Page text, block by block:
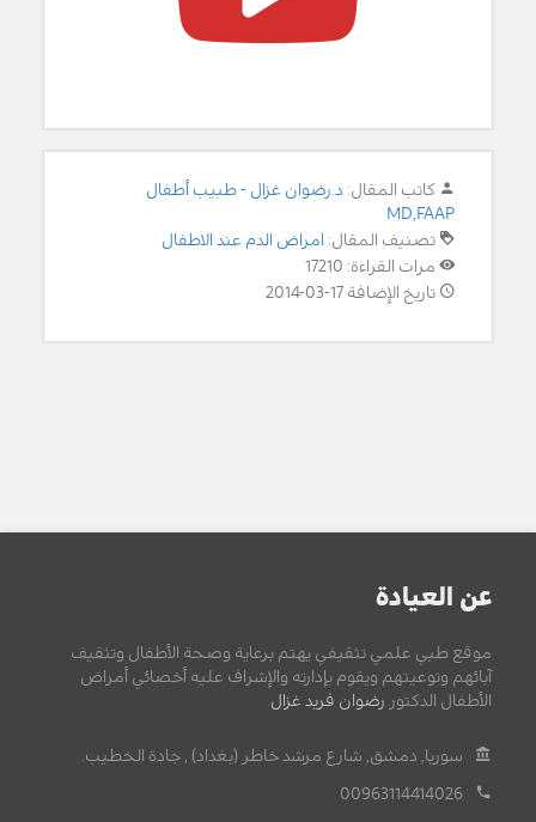
كاتب المقال: د.رضوان غزال - طبيب أطفال
MD,FAAP
تصنيف المقال: امراض الدم عند الاطفال
مرات القراءة: 17210
تاريخ الإضافة 17-03-2014
عن العيادة
موقع طبي علمي تثقيفي يهتم برعاية وصحة الأطفال وتثقيف
آبائهم وتوعيتهم ويقوم بإدارته والإشراف عليه أخصائي أمراض
الأطفال الدكتور رضوان فريد غزال.
سوريا, دمشق, شارع مرشد خاطر (بغداد) , جادة الخطيب.
00963114414026